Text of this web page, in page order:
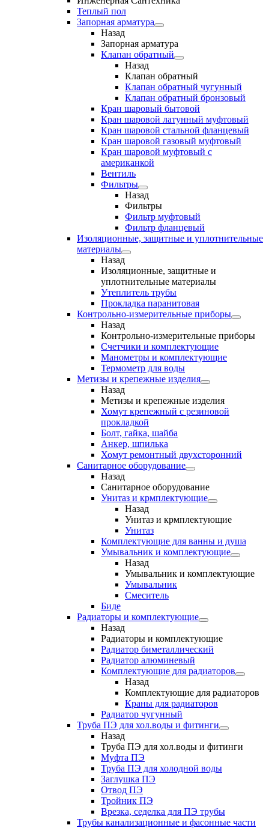
Теплый пол
Запорная арматура
Назад
Запорная арматура
Клапан обратный
Назад
Клапан обратный
Клапан обратный чугунный
Клапан обратный бронзовый
Кран шаровый бытовой
Кран шаровой латунный муфтовый
Кран шаровой стальной фланцевый
Кран шаровой газовый муфтовый
Кран шаровой муфтовый с
американкой
Вентиль
Фильтры
Назад
Фильтры
Фильтр муфтовый
Фильтр фланцевый
Изоляционные, защитные и уплотнительные
материалы
Назад
Изоляционные, защитные и
уплотнительные материалы
Утеплитель трубы
Прокладка паранитовая
Контрольно-измерительные приборы
Назад
Контрольно-измерительные приборы
Счетчики и комплектующие
Манометры и комплектующие
Термометр для воды
Метизы и крепежные изделия
Назад
Метизы и крепежные изделия
Хомут крепежный с резиновой
прокладкой
Болт, гайка, шайба
Анкер, шпилька
Хомут ремонтный двухсторонний
Санитарное оборудование
Назад
Санитарное оборудование
Унитаз и крмплектующие
Назад
Унитаз и крмплектующие
Унитаз
Комплектующие для ванны и душа
Умывальник и комплектующие
Назад
Умывальник и комплектующие
Умывальник
Смеситель
Биде
Радиаторы и комплектующие
Назад
Радиаторы и комплектующие
Радиатор биметаллический
Радиатор алюминевый
Комплектующие для радиаторов
Назад
Комплектующие для радиаторов
Краны для радиаторов
Радиатор чугунный
Труба ПЭ для хол.воды и фитинги
Назад
Труба ПЭ для хол.воды и фитинги
Муфта ПЭ
Труба ПЭ для холодной воды
Заглушка ПЭ
Отвод ПЭ
Тройник ПЭ
Врезка, седелка для ПЭ трубы
Трубы канализационные и фасонные части